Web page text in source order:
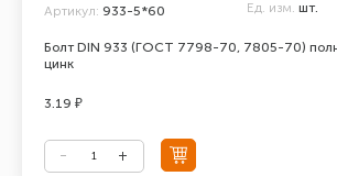
Болт DIN 933 (ГОСТ 7798-70, 7805-70)
цинк
Артикул: 933-5*60 Ед. изм. шт.
3.19 ₽